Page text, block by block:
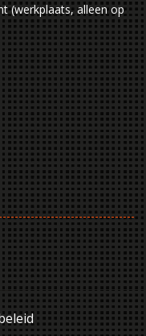
(werkplaats, alleen op